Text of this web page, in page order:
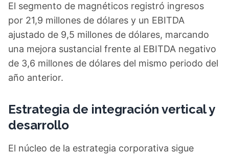
El segmento de magnéticos registró ingresos
por 21,9 millones de dólares y un EBITDA
ajustado de 9,5 millones de dólares, marcando
una mejora sustancial frente al EBITDA negativo
de 3,6 millones de dólares del mismo periodo del
año anterior.
Estrategia de integración vertical y
desarrollo
El núcleo de la estrategia corporativa sigue